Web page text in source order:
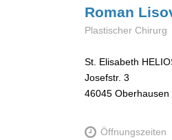
Roman
Plastischer Chirurg
St. Elisabeth
Josefstr. 3
46045 Oberhausen
Öffnungszeiten